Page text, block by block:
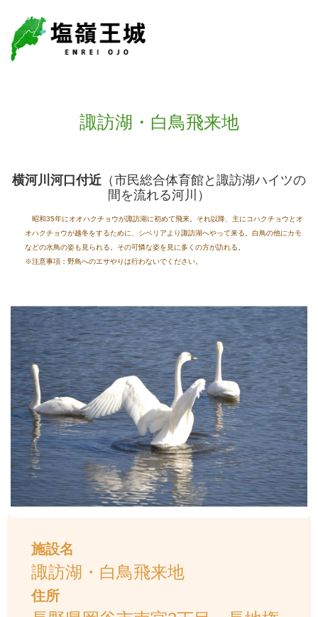
諏訪湖・白鳥飛来地
横河川河口付近 （市民総合体育館と諏訪湖ハイツの
間を流れる河川）
昭和35年にオオハクチョウが諏訪湖に初めて飛来。それ以降、主にコハクチョウとオ
オハクチョウが越冬をするために、シベリアより諏訪湖へやって来る。白鳥の他にカモ
などの水鳥の姿も見られる。その可憐な姿を見に多くの方が訪れる。
※注意事項：野鳥へのエサやりは行わないでください。
施設名
諏訪湖・白鳥飛来地
住所